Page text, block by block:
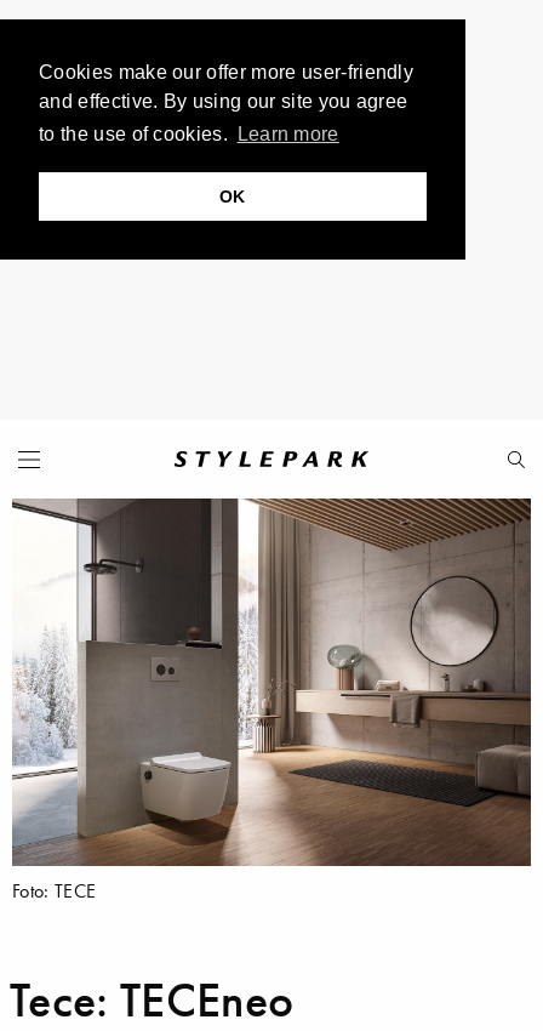
Cookies make our offer more user-friendly
and effective. By using our site you agree
to the use of cookies.
Learn more
OK
Foto: TECE
Tece: TECEneo